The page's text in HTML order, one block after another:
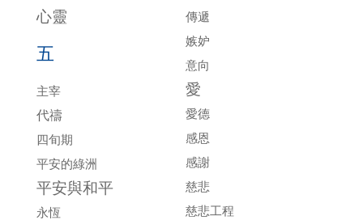
心靈
五
主宰
代禱
四旬期
平安的綠洲
平安與和平
永恆
傳遞
嫉妒
意向
愛
愛德
感恩
感謝
慈悲
慈悲工程